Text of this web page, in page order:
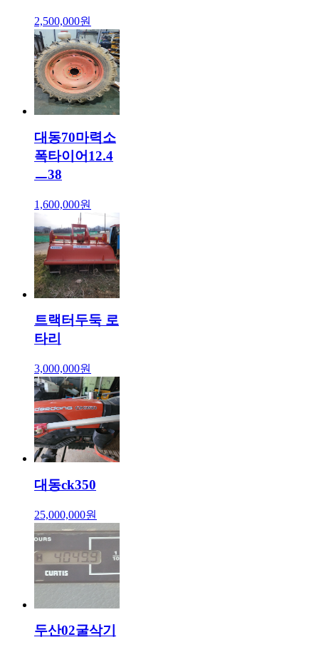
2,500,000원
대동70마력소
폭타이어12.4
ㅡ38
1,600,000원
트랙터두둑 로
타리
3,000,000원
대동ck350
25,000,000원
두산02굴삭기